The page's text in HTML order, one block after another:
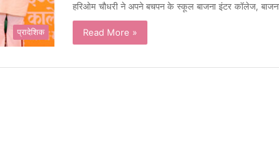
प्रादेशिक
हरिओम चौधरी ने अपने बचपन के स्कूल बाजना इंटर कॉलेज,
Read More »